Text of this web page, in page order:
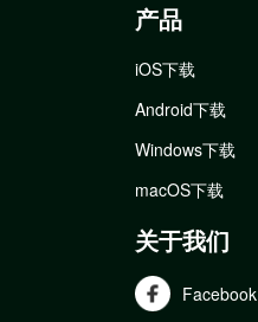
产品
iOS下载
Android下载
Windows下载
macOS下载
关于我们
Facebook